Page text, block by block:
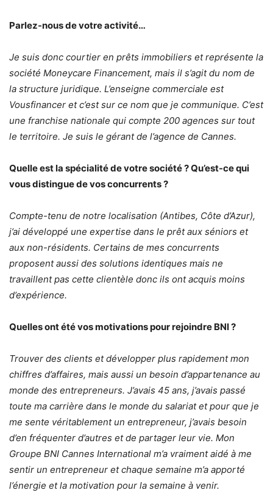
Parlez-nous de votre activité…
Je suis donc courtier en prêts immobiliers et représente la
société Moneycare Financement, mais il s’agit du nom de
la structure juridique. L’enseigne commerciale est
Vousfinancer et c’est sur ce nom que je communique. C’est
une franchise nationale qui compte 200 agences sur tout
le territoire. Je suis le gérant de l’agence de Cannes.
Quelle est la spécialité de votre société ? Qu’est-ce qui
vous distingue de vos concurrents ?
Compte-tenu de notre localisation (Antibes, Côte d’Azur),
j’ai développé une expertise dans le prêt aux séniors et
aux non-résidents. Certains de mes concurrents
proposent aussi des solutions identiques mais ne
travaillent pas cette clientèle donc ils ont acquis moins
d’expérience.
Quelles ont été vos motivations pour rejoindre BNI ?
Trouver des clients et développer plus rapidement mon
chiffres d’affaires, mais aussi un besoin d’appartenance au
monde des entrepreneurs. J’avais 45 ans, j’avais passé
toute ma carrière dans le monde du salariat et pour que je
me sente véritablement un entrepreneur, j’avais besoin
d’en fréquenter d’autres et de partager leur vie. Mon
Groupe BNI Cannes International m’a vraiment aidé à me
sentir un entrepreneur et chaque semaine m’a apporté
l’énergie et la motivation pour la semaine à venir.